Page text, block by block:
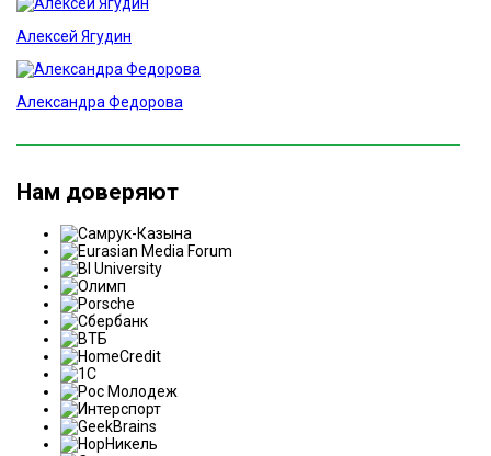
Алексей Ягудин
Александра Федорова
Нам доверяют